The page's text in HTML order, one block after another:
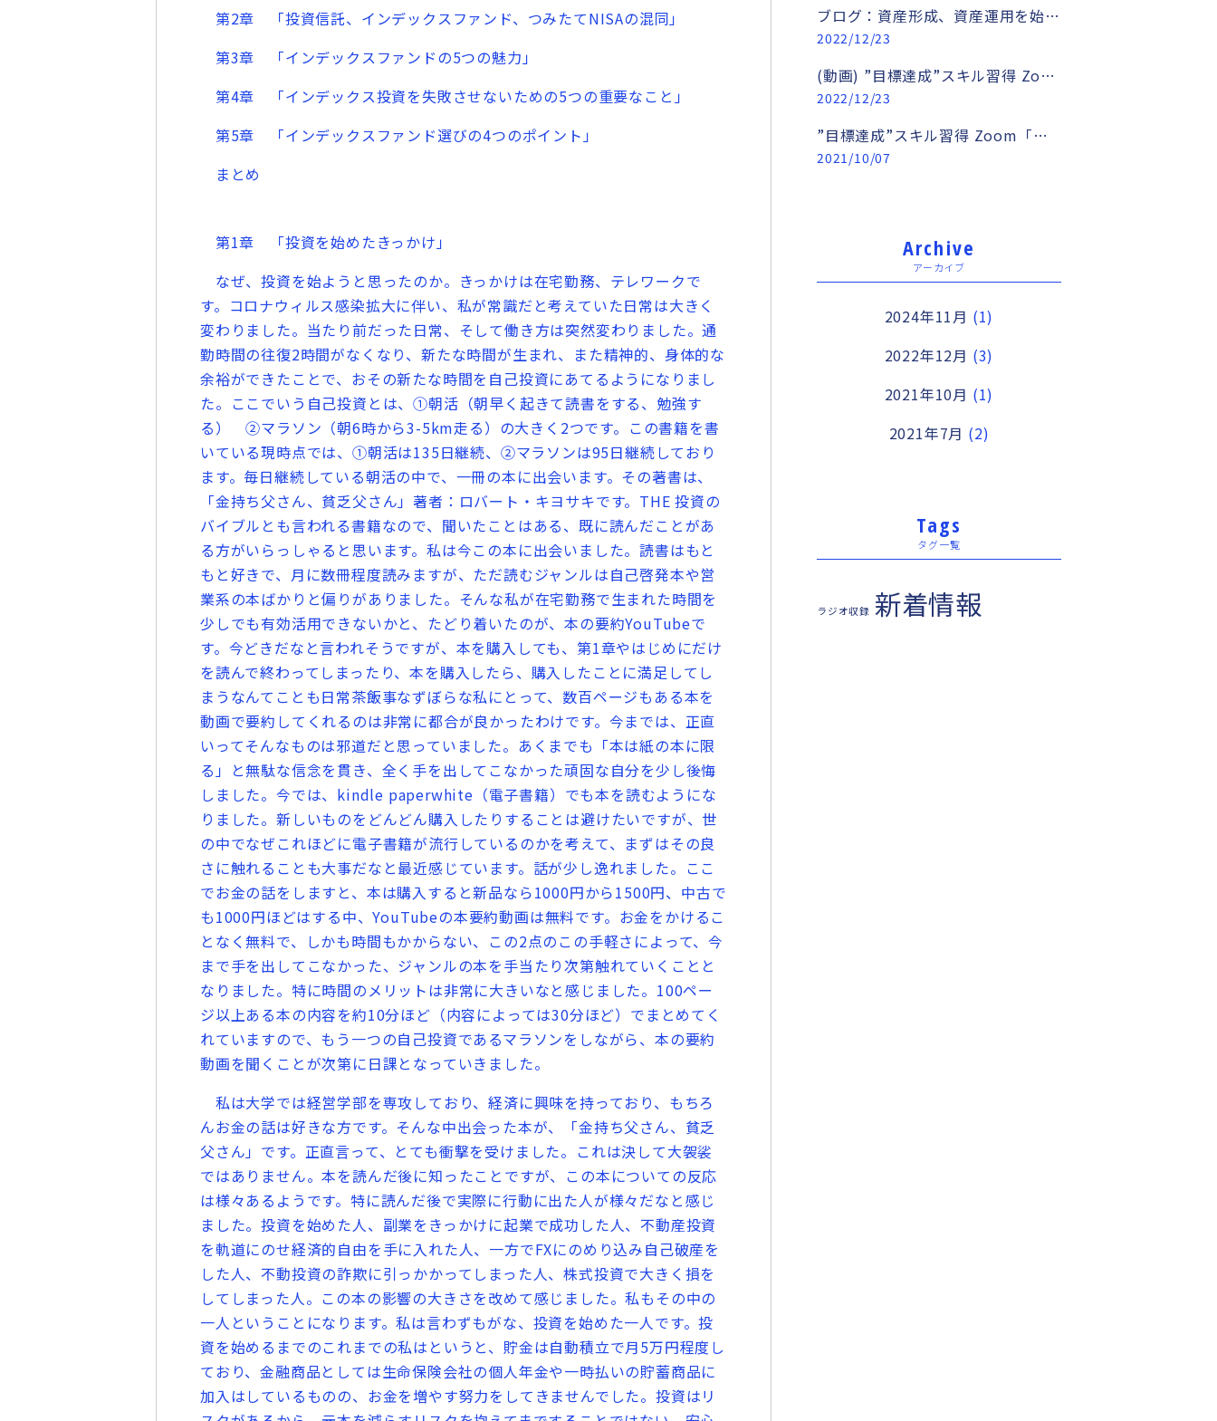
第2章 「投資信託、インデックスファンド、つみたてNISAの混同」
第3章 「インデックスファンドの5つの魅力」
第4章 「インデックス投資を失敗させないための5つの重要なこと」
第5章 「インデックスファンド選びの4つのポイント」
まとめ
第1章 「投資を始めたきっかけ」
なぜ、投資を始ようと思ったのか。きっかけは在宅勤務、テレワークで
す。コロナウィルス感染拡大に伴い、私が常識だと考えていた日常は大きく
変わりました。当たり前だった日常、そして働き方は突然変わりました。通
勤時間の往復2時間がなくなり、新たな時間が生まれ、また精神的、身体的な
余裕ができたことで、おその新たな時間を自己投資にあてるようになりまし
た。ここでいう自己投資とは、①朝活（朝早く起きて読書をする、勉強す
る） ②マラソン（朝6時から3-5km走る）の大きく2つです。この書籍を書
いている現時点では、①朝活は135日継続、②マラソンは95日継続しており
ます。毎日継続している朝活の中で、一冊の本に出会います。その著書は、
「金持ち父さん、貧乏父さん」著者：ロバート・キヨサキです。THE 投資の
バイブルとも言われる書籍なので、聞いたことはある、既に読んだことがあ
る方がいらっしゃると思います。私は今この本に出会いました。読書はもと
もと好きで、月に数冊程度読みますが、ただ読むジャンルは自己啓発本や営
業系の本ばかりと偏りがありました。そんな私が在宅勤務で生まれた時間を
少しでも有効活用できないかと、たどり着いたのが、本の要約YouTubeで
す。今どきだなと言われそうですが、本を購入しても、第1章やはじめにだけ
を読んで終わってしまったり、本を購入したら、購入したことに満足してし
まうなんてことも日常茶飯事なずぼらな私にとって、数百ページもある本を
動画で要約してくれるのは非常に都合が良かったわけです。今までは、正直
いってそんなものは邪道だと思っていました。あくまでも「本は紙の本に限
る」と無駄な信念を貫き、全く手を出してこなかった頑固な自分を少し後悔
しました。今では、kindle paperwhite（電子書籍）でも本を読むようにな
りました。新しいものをどんどん購入したりすることは避けたいですが、世
の中でなぜこれほどに電子書籍が流行しているのかを考えて、まずはその良
さに触れることも大事だなと最近感じています。話が少し逸れました。ここ
でお金の話をしますと、本は購入すると新品なら1000円から1500円、中古で
も1000円ほどはする中、YouTubeの本要約動画は無料です。お金をかけるこ
となく無料で、しかも時間もかからない、この2点のこの手軽さによって、今
まで手を出してこなかった、ジャンルの本を手当たり次第触れていくことと
なりました。特に時間のメリットは非常に大きいなと感じました。100ペー
ジ以上ある本の内容を約10分ほど（内容によっては30分ほど）でまとめてく
れていますので、もう一つの自己投資であるマラソンをしながら、本の要約
動画を聞くことが次第に日課となっていきました。
私は大学では経営学部を専攻しており、経済に興味を持っており、もちろ
んお金の話は好きな方です。そんな中出会った本が、「金持ち父さん、貧乏
父さん」です。正直言って、とても衝撃を受けました。これは決して大袈裟
ではありません。本を読んだ後に知ったことですが、この本についての反応
は様々あるようです。特に読んだ後で実際に行動に出た人が様々だなと感じ
ました。投資を始めた人、副業をきっかけに起業で成功した人、不動産投資
を軌道にのせ経済的自由を手に入れた人、一方でFXにのめり込み自己破産を
した人、不動投資の詐欺に引っかかってしまった人、株式投資で大きく損を
してしまった人。この本の影響の大きさを改めて感じました。私もその中の
一人ということになります。私は言わずもがな、投資を始めた一人です。投
資を始めるまでのこれまでの私はというと、貯金は自動積立で月5万円程度し
ており、金融商品としては生命保険会社の個人年金や一時払いの貯蓄商品に
加入はしているものの、お金を増やす努力をしてきませんでした。投資はリ
ブログ：資産形成、資産運用を始めたいあなたへ
2022/12/23
(動画) ”目標達成”スキル習得 Zoom「手帳術セミナー」 〜1日たった5分で「やりたいことを実現する」ための手帳術〜
2022/12/23
”目標達成”スキル習得 Zoom「手帳術セミナー」 〜1日たった5分で「やりたいことを実現する」ための手帳術〜
2021/10/07
Archive
アーカイブ
2024年11月 (1)
2022年12月 (3)
2021年10月 (1)
2021年7月 (2)
Tags
タグ一覧
ラジオ収録 新着情報